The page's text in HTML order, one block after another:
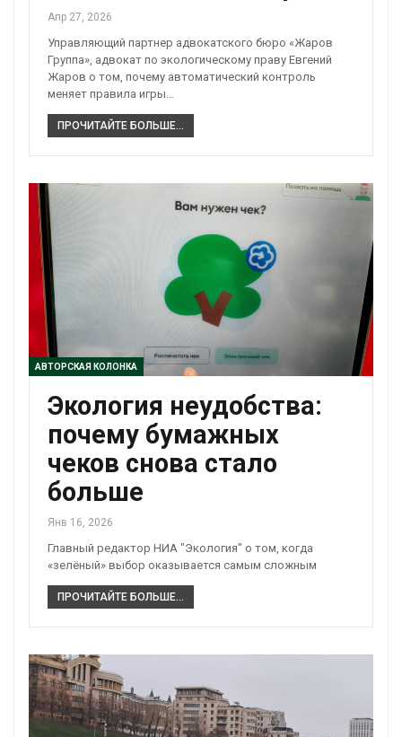
Апр 27, 2026
Управляющий партнер адвокатского бюро «Жаров
Группа», адвокат по экологическому праву Евгений
Жаров о том, почему автоматический контроль
меняет правила игры…
ПРОЧИТАЙТЕ БОЛЬШЕ...
АВТОРСКАЯ КОЛОНКА
Экология неудобства:
почему бумажных
чеков снова стало
больше
Янв 16, 2026
Главный редактор НИА "Экология" о том, когда
«зелёный» выбор оказывается самым сложным
ПРОЧИТАЙТЕ БОЛЬШЕ...